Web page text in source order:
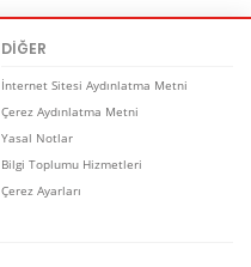
DİĞER
İnternet Sitesi Aydınlatma Metni
Çerez Aydınlatma Metni
Yasal Notlar
Bilgi Toplumu Hizmetleri
Çerez Ayarları